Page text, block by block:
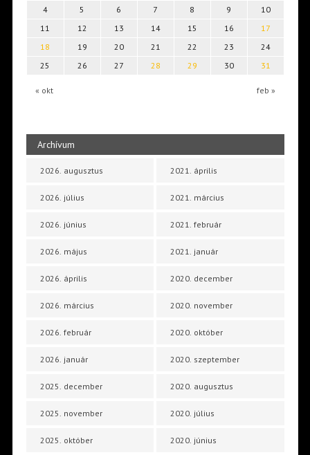
« okt feb »
4
5 6 7 8 9
10
11
12 13 14 15 16
17
18
19 20 21 22 23
24
25
26 27 28 29 30 31
Archívum
2026. augusztus
2026. július
2026. június
2026. május
2026. április
2026. március
2026. február
2026. január
2025. december
2025. november
2025. október
2021. április
2021. március
2021. február
2021. január
2020. december
2020. november
2020. október
2020. szeptember
2020. augusztus
2020. július
2020. június